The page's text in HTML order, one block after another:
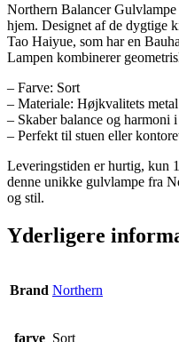
Northern Balancer
hjem. Designet af de dygtige
Tao Haiyue, som har en
Lampen kombinerer
– Farve: Sort
– Materiale: Højkvalitets metal
– Skaber balance og harmoni
– Perfekt til stuen eller
Leveringstiden er hurtig, kun
denne unikke gulvlampe fra
og stil.
Yderligere
Brand Northern
farve Sort